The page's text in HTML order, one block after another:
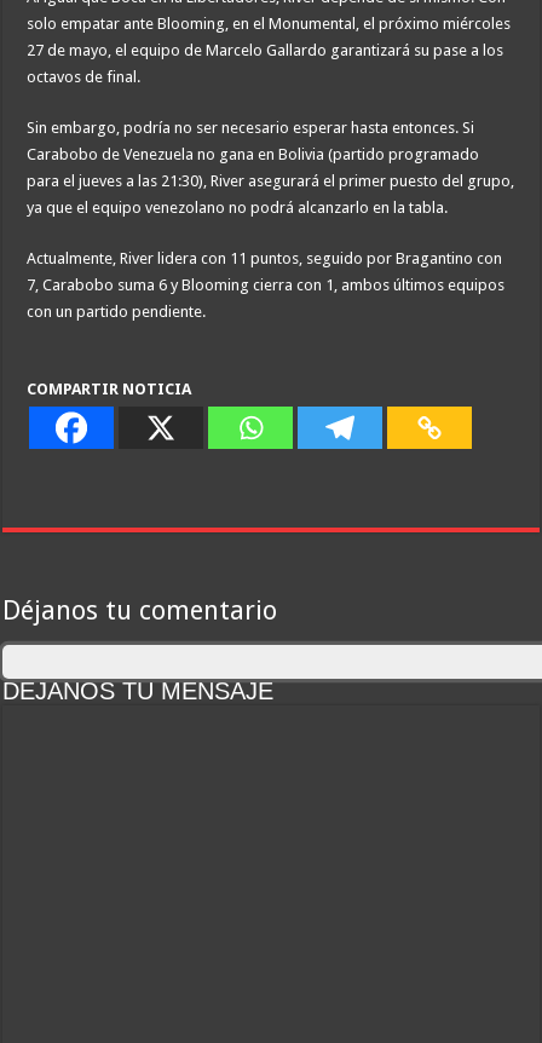
solo empatar ante Blooming, en el Monumental, el próximo miércoles
27 de mayo, el equipo de Marcelo Gallardo garantizará su pase a los
octavos de final.
Sin embargo, podría no ser necesario esperar hasta entonces. Si
Carabobo de Venezuela no gana en Bolivia (partido programado
para el jueves a las 21:30), River asegurará el primer puesto del grupo,
ya que el equipo venezolano no podrá alcanzarlo en la tabla.
Actualmente, River lidera con 11 puntos, seguido por Bragantino con
7, Carabobo suma 6 y Blooming cierra con 1, ambos últimos equipos
con un partido pendiente.
COMPARTIR NOTICIA
Déjanos tu comentario
DEJANOS TU MENSAJE